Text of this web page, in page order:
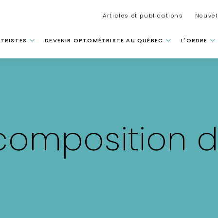
Articles et publications
principale
DEVENIR OPTOMÉTRISTE AU QUÉBEC L'ORDRE